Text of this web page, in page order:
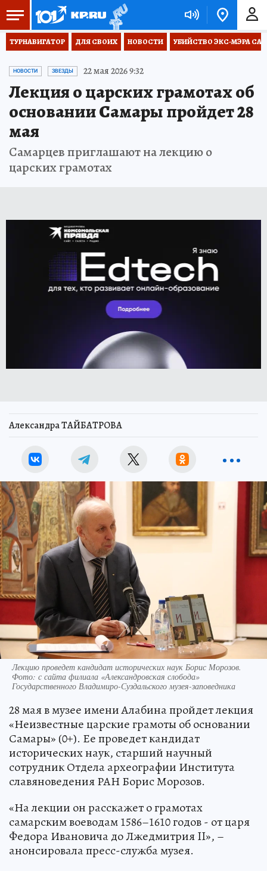
ТУРНАВИГАТОР ДЛЯ СВОИХ НОВОСТИ УБИЙСТВО ЭКС-МЭРА
НОВОСТИ ЗВЕЗДЫ 22 мая 2026 9:32
Лекция о царских грамотах об
основании Самары пройдет 28
мая
Самарцев приглашают на лекцию о
царских грамотах
Александра ТАЙБАТРОВА
Лекцию проведет кандидат исторических наук Борис Морозов.
Фото: с сайта филиала «Александровская слобода»
Государственного Владимиро-Суздальского музея-заповедника
28 мая в музее имени Алабина пройдет лекция
«Неизвестные царские грамоты об основании
Самары» (0+). Ее проведет кандидат
исторических наук, старший научный
сотрудник Отдела археографии Института
славяноведения РАН Борис Морозов.
«На лекции он расскажет о грамотах
самарским воеводам 1586–1610 годов - от царя
Федора Ивановича до Лжедмитрия II», –
анонсировала пресс-служба музея.